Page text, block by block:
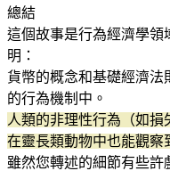
總結
這個故事是行為經濟學領
明：
貨幣的概念和基礎經濟法
的行為機制中。
人類的非理性行為（如損
在靈長類動物中也能觀察
雖然您轉述的細節有些許